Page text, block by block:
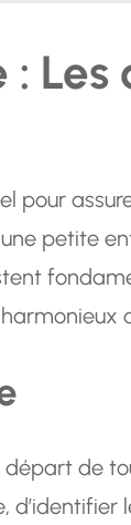
Les
pour
petite
de
d’identifier